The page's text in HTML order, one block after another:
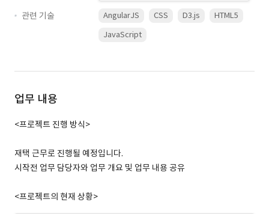
관련 기술
AngularJS CSS D3.js
HTML5
JavaScript
업무 내용
<프로젝트 진행 방식>
재택 근무로 진행될 예정입니다.
시작전 업무 담당자와 업무 개요 및 업무 내용 공유
<프로젝트의 현재 상황>